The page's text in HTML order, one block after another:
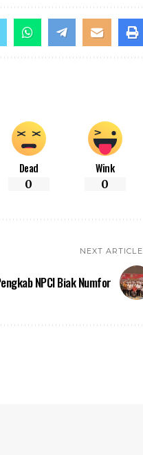
Dead
0
Wink
0
NEXT ARTICLE
NPCI Biak Numfor